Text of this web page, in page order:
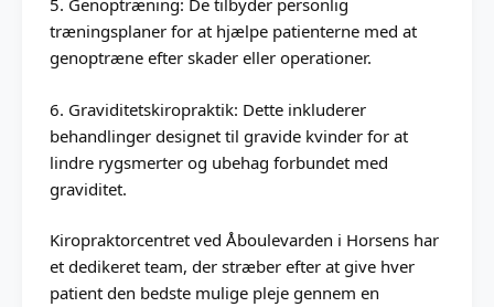
5. Genoptræning: De tilbyder personlig
træningsplaner for at hjælpe patienterne med at
genoptræne efter skader eller operationer.
6. Graviditetskiropraktik: Dette inkluderer
behandlinger designet til gravide kvinder for at
lindre rygsmerter og ubehag forbundet med
graviditet.
Kiropraktorcentret ved Åboulevarden i Horsens har
et dedikeret team, der stræber efter at give hver
patient den bedste mulige pleje gennem en